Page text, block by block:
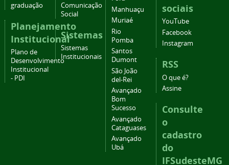
graduação
Planejamento
Institucional
Plano de
Desenvolvimento
Institucional
- PDI
Comunicação
Social
Sistemas
Sistemas
Institucionais
Manhuaçu
Muriaé
Rio
Pomba
Santos
Dumont
São João
del-Rei
Avançado
Bom
Sucesso
Avançado
Cataguases
Avançado
Ubá
sociais
YouTube
Facebook
Instagram
RSS
O que é?
Assine
Consulte
o
cadastro
do
IFSudesteMG